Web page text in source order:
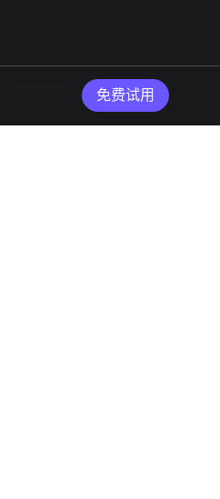
免费试用